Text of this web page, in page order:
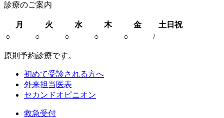
診療のご案内
月 火 水 木 金
土日祝
○
○ ○ ○ ○ /
原則予約診療です。
初めて受診される方へ
外来担当医表
セカンドオピニオン
救急受付